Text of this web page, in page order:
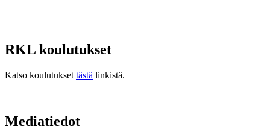
RKL koulutukset
Katso koulutukset tästä linkistä.
Mediatiedot